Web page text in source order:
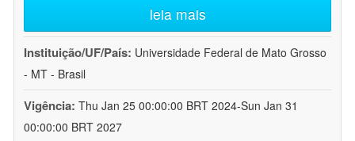
leia mais
Instituição/UF/País: Universidade Federal de Mato Grosso
- MT - Brasil
Vigência: Thu Jan 25 00:00:00 BRT 2024-Sun Jan 31
00:00:00 BRT 2027